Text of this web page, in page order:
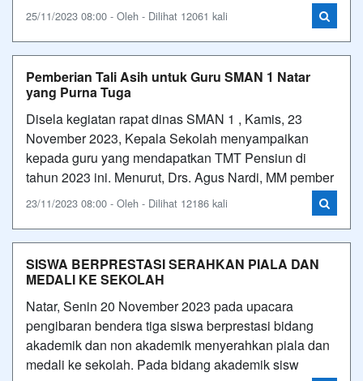
25/11/2023 08:00 - Oleh - Dilihat 12061 kali
Pemberian Tali Asih untuk Guru SMAN 1 Natar
yang Purna Tuga
Disela kegiatan rapat dinas SMAN 1 , Kamis, 23
November 2023, Kepala Sekolah menyampaikan
kepada guru yang mendapatkan TMT Pensiun di
tahun 2023 ini. Menurut, Drs. Agus Nardi, MM pember
23/11/2023 08:00 - Oleh - Dilihat 12186 kali
SISWA BERPRESTASI SERAHKAN PIALA DAN
MEDALI KE SEKOLAH
Natar, Senin 20 November 2023 pada upacara
pengibaran bendera tiga siswa berprestasi bidang
akademik dan non akademik menyerahkan piala dan
medali ke sekolah. Pada bidang akademik sisw